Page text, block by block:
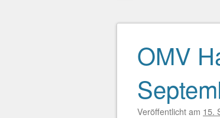
OMV
Veröffentlicht am 15.